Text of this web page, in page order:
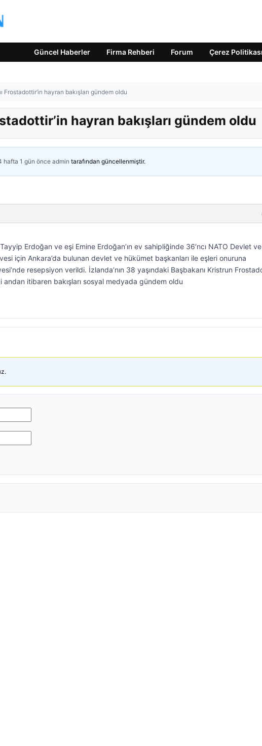
Güncel Haberler Firma Rehberi Forum Çerez Politikası
Frostadottir’in hayran bakışları gündem oldu
hayran bakışları gündem oldu
hafta 1 gün önce admin tarafından güncellenmiştir.
Erdoğan ve eşi Emine Erdoğan’ın ev sahipliğinde 36’ncı NATO Devlet ve
için Ankara’da bulunan devlet ve hükümet başkanları ile eşleri onuruna
resepsiyon verildi. İzlanda’nın 38 yaşındaki Başbakanı Kristrun
andan itibaren bakışları sosyal medyada gündem oldu